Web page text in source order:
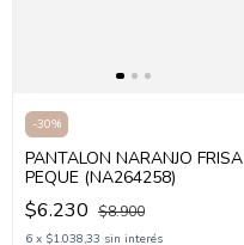
-30%
PANTALON NARANJO FRISA
PEQUE (NA264258)
$6.230 $8.900
6 x $1.038,33 sin interés